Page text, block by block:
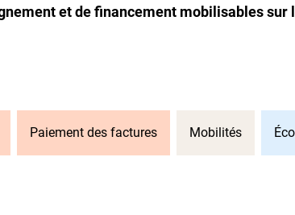
et de financement mobilisables sur
Paiement des factures Mobilités